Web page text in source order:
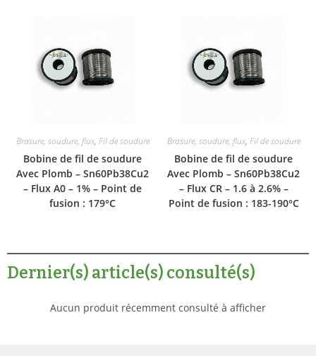
Brasure, soudure, flux, Fil de soudure
Bobine de fil de soudure
Avec Plomb – Sn60Pb38Cu2
– Flux A0 – 1% – Point de
fusion : 179°C
Brasure, soudure, flux, Fil de soudure
Bobine de fil de soudure
Avec Plomb – Sn60Pb38Cu2
– Flux CR – 1.6 à 2.6% –
Point de fusion : 183-190°C
Dernier(s) article(s) consulté(s)
Aucun produit récemment consulté à afficher